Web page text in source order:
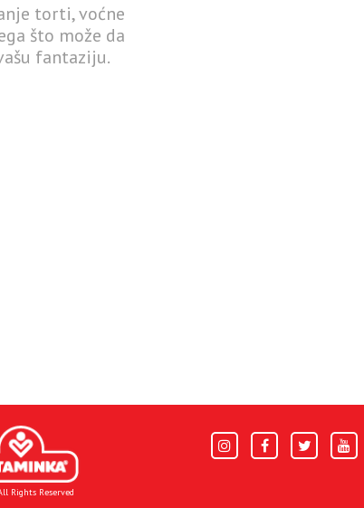
torti, voćne
što može da
fantaziju.
Rights Reserved